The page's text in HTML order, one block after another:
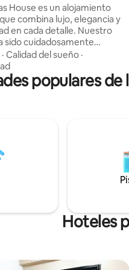
House es un alojamiento
combina lujo, elegancia y
en cada detalle. Nuestro
sido cuidadosamente
ofrecerte una experiencia
el confort y el estilo se unen
el mejor descanso.
habitaciones amplias y
y el buen gusto.
· Calidad del sueño ·
populares de
Hoteles